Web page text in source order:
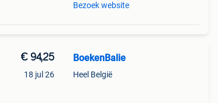
Bezoek website
€ 94,25
18 jul 26
BoekenBalie
Heel België